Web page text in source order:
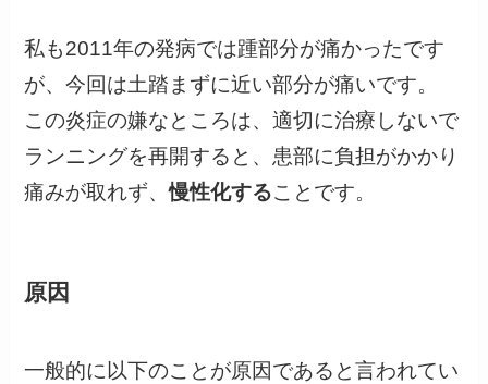
私も2011年の発病では踵部分が痛かったです
が、今回は土踏まずに近い部分が痛いです。
この炎症の嫌なところは、適切に治療しないで
ランニングを再開すると、患部に負担がかかり
痛みが取れず、慢性化することです。
原因
一般的に以下のことが原因であると言われてい